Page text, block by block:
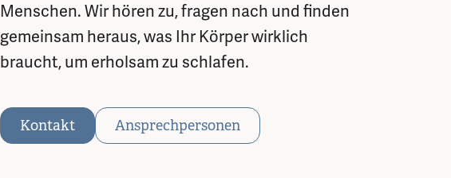
Menschen. Wir hören zu, fragen nach und finden
gemeinsam heraus, was Ihr Körper wirklich
braucht, um erholsam zu schlafen.
Kontakt Ansprechpersonen